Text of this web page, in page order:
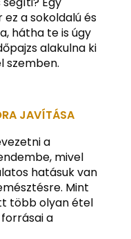
a sokoldalú és
hátha te is úgy
alakulna ki
szemben.
JAVÍTÁSA
a
mivel
hatásuk van
Mint
több olyan étel
a